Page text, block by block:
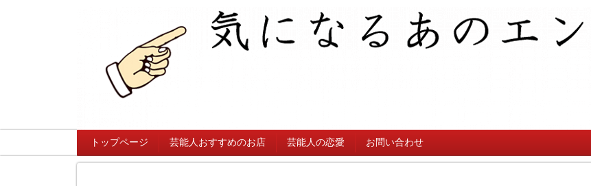
トップページ 芸能人おすすめのお店 芸能人の恋愛 お問い合わせ